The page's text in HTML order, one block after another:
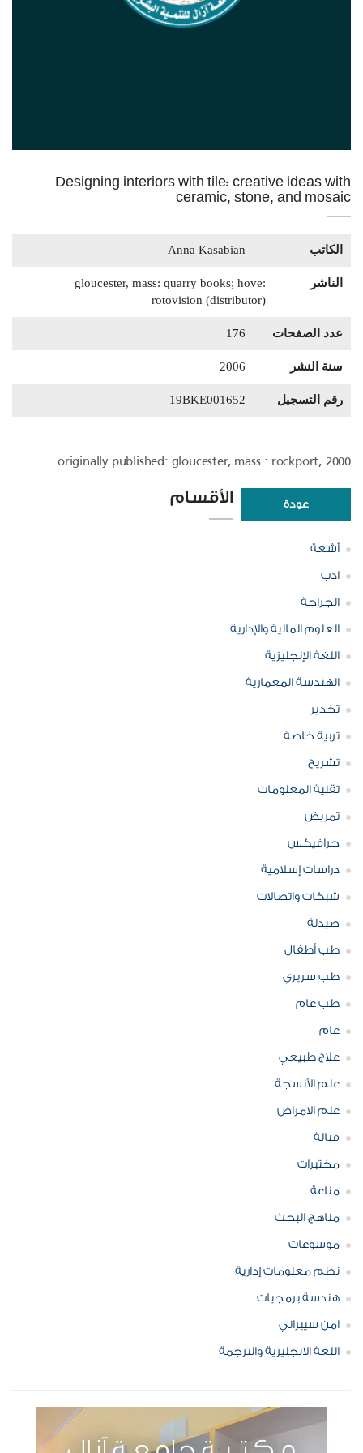
Designing interiors with tile: creative ideas with
ceramic, stone, and mosaic
الكاتب Anna Kasabian
الناشر
gloucester, mass: quarry books; hove:
rotovision (distributor)
عدد الصفحات 176
سنة النشر 2006
رقم التسجيل 19BKE001652
originally published: gloucester, mass.: rockport, 2000
عودة الأقسام
أشعة
ادب
الجراحة
العلوم المالية والإدارية
اللغة الإنجليزية
الهندسة المعمارية
تخدير
تربية خاصة
تشريح
تقنية المعلومات
تمريض
جرافيكس
دراسات إسلامية
شبكات واتصالات
صيدلة
طب أطفال
طب سريري
طب عام
عام
علاج طبيعي
علم الأنسجة
علم الامراض
قبالة
مختبرات
مناعة
مناهج البحث
موسوعات
نظم معلومات إدارية
هندسة برمجيات
امن سيبراني
اللغة الانجليزية والترجمة